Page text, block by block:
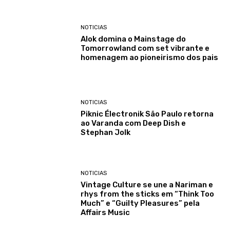
NOTICIAS
Alok domina o Mainstage do
Tomorrowland com set vibrante e
homenagem ao pioneirismo dos pais
NOTICIAS
Piknic Électronik São Paulo retorna
ao Varanda com Deep Dish e
Stephan Jolk
NOTICIAS
Vintage Culture se une a Nariman e
rhys from the sticks em “Think Too
Much” e “Guilty Pleasures” pela
Affairs Music